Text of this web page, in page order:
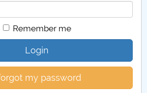
2017
Remember me
Login
my password